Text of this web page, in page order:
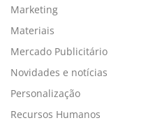
Marketing
Materiais
Mercado Publicitário
Novidades e notícias
Personalização
Recursos Humanos